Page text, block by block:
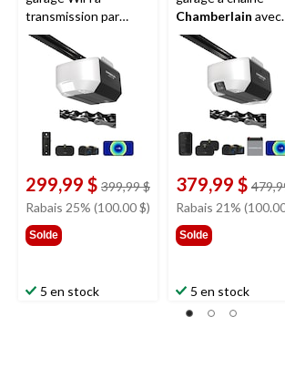
transmission par
chaîne de 1/2 HP
Chamberlain
299,99 $ 399,99 $prix
399,99 $
Rabais 25% (100.00 $)
Solde
5 en stock
Chamberlain avec
batterie de secours,
3/4 HP
379,99 $
Rabais 21%
Solde
5 en stock